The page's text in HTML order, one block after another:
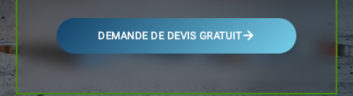
DEMANDE DE DEVIS GRATUIT